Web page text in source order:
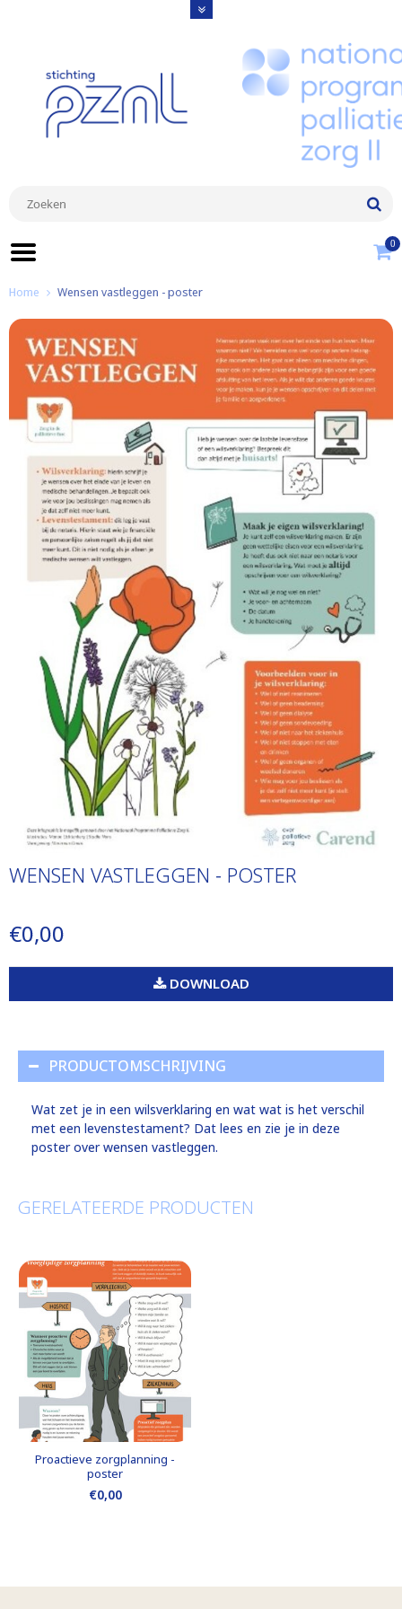
0
Home Wensen vastleggen - poster
WENSEN VASTLEGGEN - POSTER
€0,00
DOWNLOAD
PRODUCTOMSCHRIJVING
Wat zet je in een wilsverklaring en wat wat is het verschil
met een levenstestament? Dat lees en zie je in deze
poster over wensen vastleggen.
GERELATEERDE PRODUCTEN
Proactieve zorgplanning -
poster
€0,00